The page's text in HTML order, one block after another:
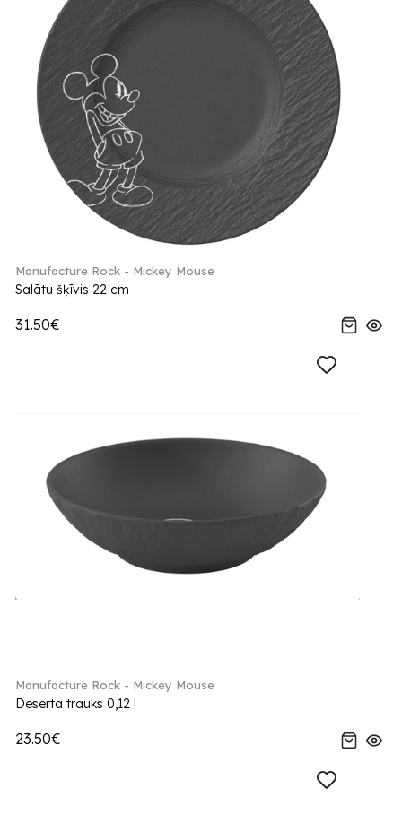
Manufacture Rock - Mickey Mouse
Salātu šķīvis 22 cm
31.50€
Manufacture Rock - Mickey Mouse
Deserta trauks 0,12 l
23.50€